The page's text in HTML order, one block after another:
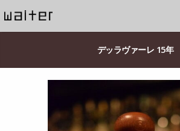
デッラヴァーレ 15年